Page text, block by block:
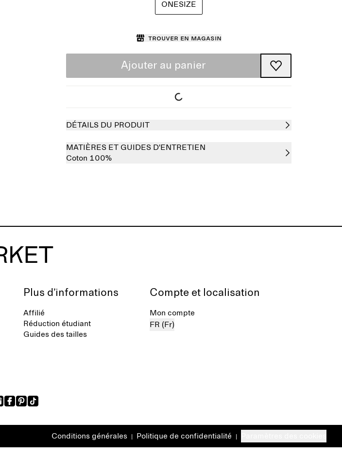
ONESIZE
Trouver en magasin
Ajouter au panier
DÉTAILS DU PRODUIT
MATIÈRES ET GUIDES D'ENTRETIEN
Coton 100%
Plus d’informations
Affilié
Réduction étudiant
Guides des tailles
Compte et localisation
Mon compte
FR (Fr)
Conditions générales Politique de confidentialité